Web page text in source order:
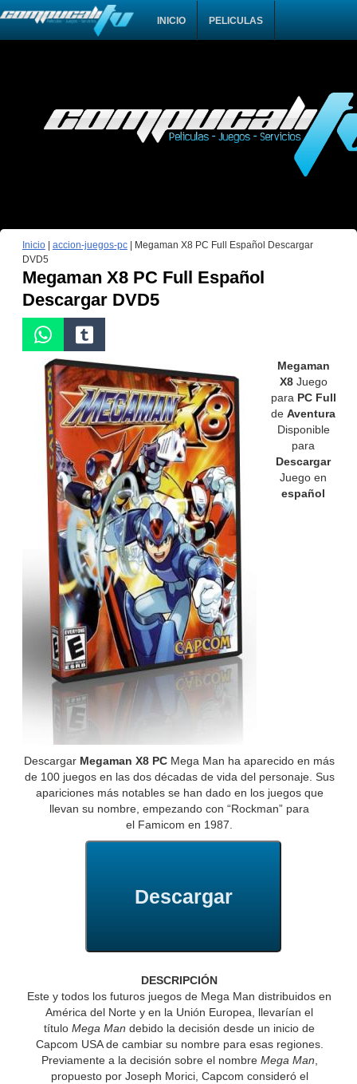
INICIO PELICULAS
Inicio| accion-juegos-pc|
Megaman X8 PC Full Español Descargar
DVD5
Megaman X8 PC Full Español
Descargar DVD5
Megaman
X8 Juego
para PC Full
deAventura
Disponible
para
Descargar
Juego en
español
Descargar Megaman X8 PC Mega Man ha aparecido en más
de 100 juegos en las dos décadas de vida del personaje. Sus
apariciones más notables se han dado en los juegos que
llevan su nombre, empezando con “Rockman” para
el Famicom en 1987.
Descargar
DESCRIPCIÓN
Este y todos los futuros juegos de Mega Man distribuidos en
América del Norte y en la Unión Europea, llevarían el
títuloMega Man debido la decisión desde un inicio de
Capcom USA de cambiar su nombre para esas regiones.
Previamente a la decisión sobre el nombre Mega Man
propuesto por Joseph Morici, Capcom consideró el